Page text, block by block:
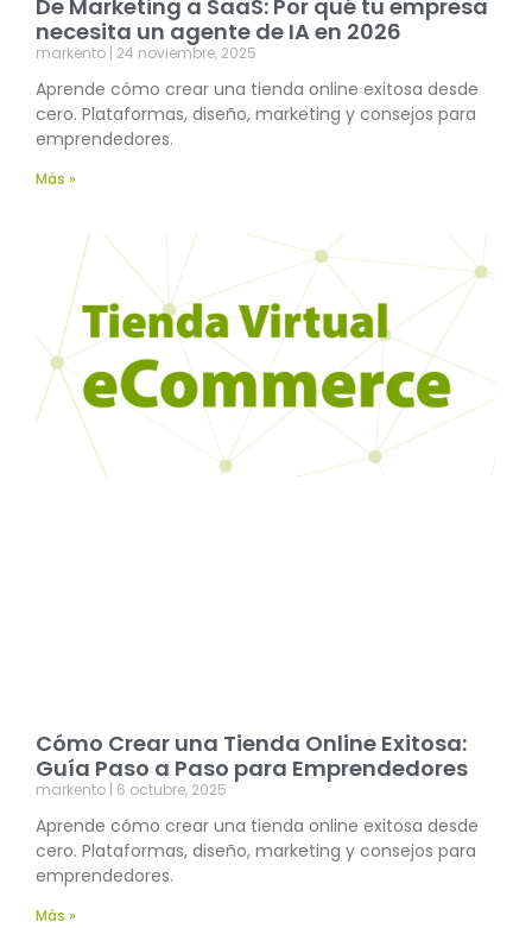
De Marketing a SaaS: Por qué tu empresa
necesita un agente de IA en 2026
markento 24 noviembre, 2025
Aprende cómo crear una tienda online exitosa desde
cero. Plataformas, diseño, marketing y consejos para
emprendedores.
Más »
Cómo Crear una Tienda Online Exitosa:
Guía Paso a Paso para Emprendedores
markento 6 octubre, 2025
Aprende cómo crear una tienda online exitosa desde
cero. Plataformas, diseño, marketing y consejos para
emprendedores.
Más »